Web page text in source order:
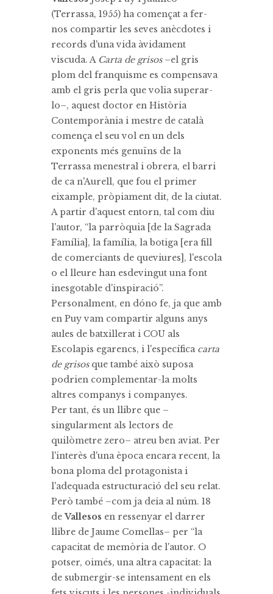
(Terrassa, 1955) ha començat a fer-
nos compartir les seves anècdotes i
records d'una vida àvidament
viscuda. A Carta de grisos–el gris
plom del franquisme es compensava
amb el gris perla que volia superar-
lo–, aquest doctor en Història
Contemporània i mestre de català
comença el seu vol en un dels
exponents més genuïns de la
Terrassa menestral i obrera, el barri
de ca n'Aurell, que fou el primer
eixample, pròpiament dit, de la ciutat.
A partir d'aquest entorn, tal com diu
l'autor, “la parròquia [de la Sagrada
Família], la família, la botiga [era fill
de comerciants de queviures], l'escola
o el lleure han esdevingut una font
inesgotable d'inspiració”.
Personalment, en dóno fe, ja que amb
en Puy vam compartir alguns anys
aules de batxillerat i COU als
Escolapis egarencs, i l'específica carta
de grisosque també això suposa
podrien complementar-la molts
altres companys i companyes.
Per tant, és un llibre que –
singularment als lectors de
quilòmetre zero– atreu ben aviat. Per
l'interès d'una època encara recent, la
bona ploma del protagonista i
l'adequada estructuració del seu relat.
Però també –com ja deia al núm. 18
deVallesos en ressenyar el darrer
llibre de Jaume Comellas– per “la
capacitat de memòria de l'autor. O
potser, oimés, una altra capacitat: la
de submergir-se intensament en els